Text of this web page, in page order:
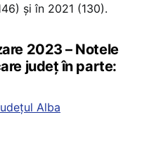
și în 2021 (130).
2023 – Notele
județ în parte:
Alba